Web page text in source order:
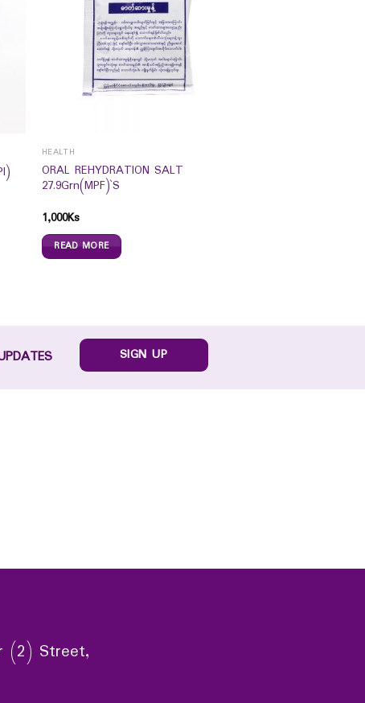
HEALTH
ORAL REHYDRATION SALT
27.9Grn(MPF)`S
1,000Ks
READ MORE
SIGN UP
(2) Street,